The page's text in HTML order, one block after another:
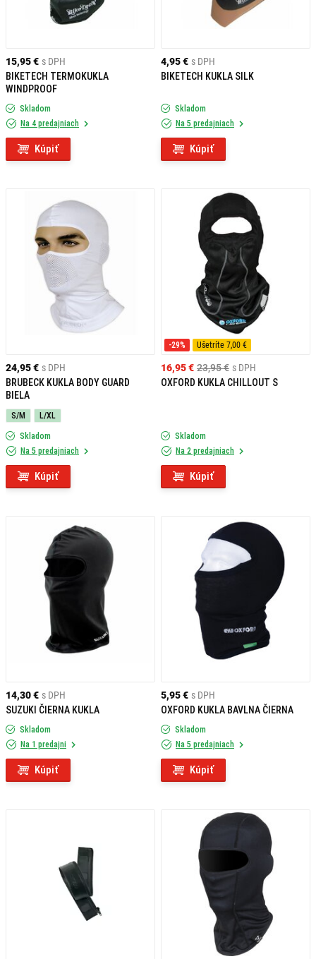
15,95 € s DPH
BIKETECH TERMOKUKLA
WINDPROOF
Skladom
Na 4 predajniach
Kúpiť
4,95 € s DPH
BIKETECH KUKLA SILK
Skladom
Na 5 predajniach
Kúpiť
24,95 € s DPH
BRUBECK KUKLA BODY GUARD
BIELA
S/M L/XL
Skladom
Na 5 predajniach
Kúpiť
-29% Ušetríte 7,00 €
23,95 €
16,95 €
s DPH
OXFORD KUKLA CHILLOUT S
Skladom
Na 2 predajniach
Kúpiť
14,30 € s DPH
SUZUKI ČIERNA KUKLA
Skladom
Na 1 predajni
Kúpiť
5,95 € s DPH
OXFORD KUKLA BAVLNA ČIERNA
Skladom
Na 5 predajniach
Kúpiť